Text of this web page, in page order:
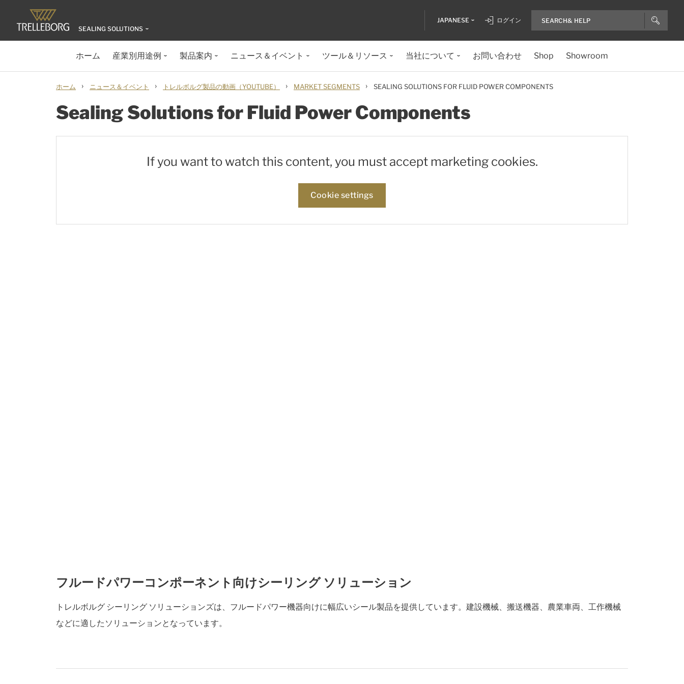
SEALING SOLUTIONS
JAPANESE ログイン
ホーム 産業別用途例 製品案内 ニュース＆イベント ツール＆リソース 当社について お問い合わせ Shop Showroom
ホーム › ニュース＆イベント › トレルボルグ製品の動画（YOUTUBE） › MARKET SEGMENTS › SEALING SOLUTIONS FOR FLUID POWER COMPONENTS
Sealing Solutions for Fluid Power Components
If you want to watch this content, you must accept marketing cookies.
Cookie settings
フルードパワーコンポーネント向けシーリング ソリューション
トレルボルグ シーリング ソリューションズは、フルードパワー機器向けに幅広いシール製品を提供しています。建設機械、搬送機器、農業車両、工作機械
などに適したソリューションとなっています。